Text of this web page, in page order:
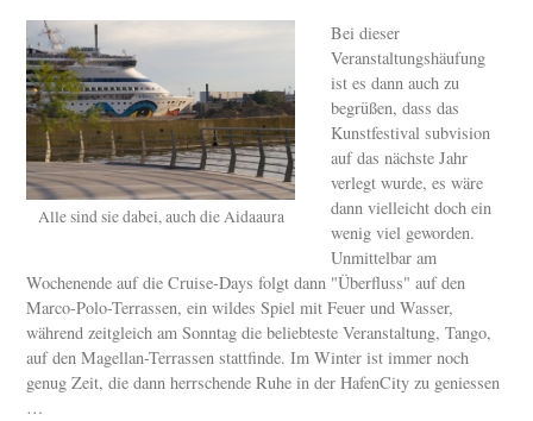
Alle sind sie dabei, auch die Aidaaura
Bei dieser
Veranstaltungshäufung
ist es dann auch zu
begrüßen, dass das
Kunstfestival subvision
auf das nächste Jahr
verlegt wurde, es wäre
dann vielleicht doch ein
wenig viel geworden.
Unmittelbar am
Wochenende auf die Cruise-Days folgt dann "Überfluss" auf den
Marco-Polo-Terrassen, ein wildes Spiel mit Feuer und Wasser,
während zeitgleich am Sonntag die beliebteste Veranstaltung, Tango,
auf den Magellan-Terrassen stattfinde. Im Winter ist immer noch
genug Zeit, die dann herrschende Ruhe in der HafenCity zu geniessen
…